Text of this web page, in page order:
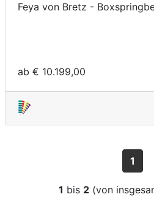
Feya von Bretz -
ab € 10.199,00
1
1 bis 2 (von